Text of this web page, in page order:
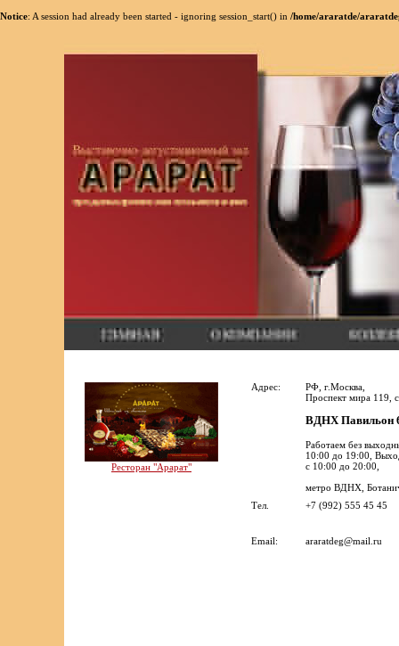
Notice: A session had already been started - ignoring session_start() in /home/araratde/
Ресторан "Арарат"
Адрес:
РФ, г.Москва,
Проспект мира 119,
ВДНХ
Работаем без
10:00 до 19:00,
с 10:00 до 20:00,
метро ВДНХ,
Тел.
+7 (992) 555 45 45
Email: araratdeg@mail.ru